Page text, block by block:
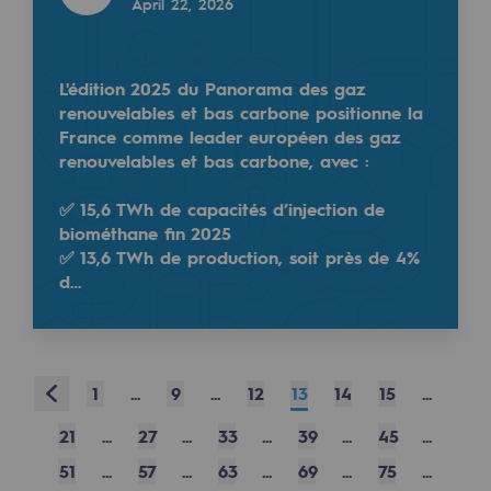
Health and safety at work
Industrial safety
Responsible governance
CADRE, the governance programme
Sustainable procurement
L'édition 2025 du Panorama des gaz
renouvelables et bas carbone positionne la
France comme leader européen des gaz
renouvelables et bas carbone, avec :
✅ 15,6 TWh de capacités d’injection de
biométhane fin 2025
✅ 13,6 TWh de production, soit près de 4%
d…
Prev 1 ... 9 ... 12 13 14 15
...
21
... 27 ... 33 ... 39 ... 45
...
51
... 57 ... 63 ... 69 ... 75
...